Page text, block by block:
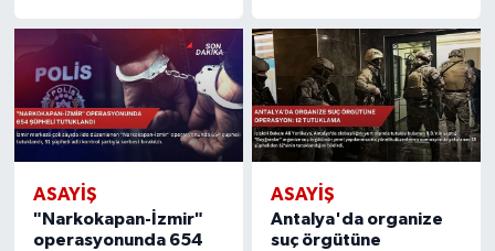
ASAYIŞ
"Narkokapan-İzmir"
operasyonunda 654
ASAYIŞ
Antalya'da organize
suç örgütüne